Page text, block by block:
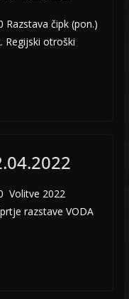
Razstava čipk (pon.)
Regijski otroški
Volitve 2022
razstave VODA